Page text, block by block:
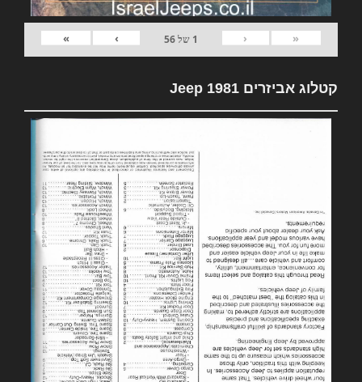
«
‹
1 של56
›
»
קטלוג אביזרים 1981 Jeep